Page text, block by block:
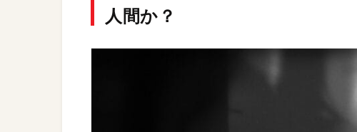
人間か？